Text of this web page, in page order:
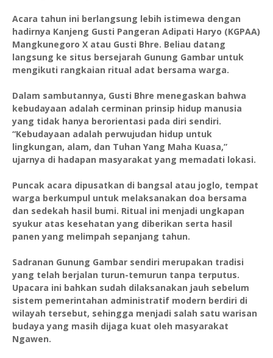
Acara tahun ini berlangsung lebih istimewa dengan
hadirnya Kanjeng Gusti Pangeran Adipati Haryo (KGPAA)
Mangkunegoro X atau Gusti Bhre. Beliau datang
langsung ke situs bersejarah Gunung Gambar untuk
mengikuti rangkaian ritual adat bersama warga.
Dalam sambutannya, Gusti Bhre menegaskan bahwa
kebudayaan adalah cerminan prinsip hidup manusia
yang tidak hanya berorientasi pada diri sendiri.
“Kebudayaan adalah perwujudan hidup untuk
lingkungan, alam, dan Tuhan Yang Maha Kuasa,”
ujarnya di hadapan masyarakat yang memadati lokasi.
Puncak acara dipusatkan di bangsal atau joglo, tempat
warga berkumpul untuk melaksanakan doa bersama
dan sedekah hasil bumi. Ritual ini menjadi ungkapan
syukur atas kesehatan yang diberikan serta hasil
panen yang melimpah sepanjang tahun.
Sadranan Gunung Gambar sendiri merupakan tradisi
yang telah berjalan turun-temurun tanpa terputus.
Upacara ini bahkan sudah dilaksanakan jauh sebelum
sistem pemerintahan administratif modern berdiri di
wilayah tersebut, sehingga menjadi salah satu warisan
budaya yang masih dijaga kuat oleh masyarakat
Ngawen.